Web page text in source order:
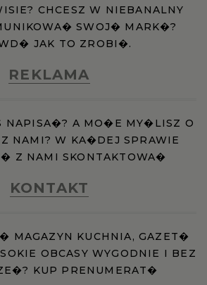
CHCESZ W NIEBANALNY
SWOJ� MARK�?
JAK TO ZROBI�.
REKLAMA
NAPISA�? A MO�E MY�LISZ O
NAMI? W KA�DEJ SPRAWIE
Z NAMI SKONTAKTOWA�
KONTAKT
MAGAZYN KUCHNIA, GAZET�
OBCASY WYGODNIE I BEZ
KUP PRENUMERAT�